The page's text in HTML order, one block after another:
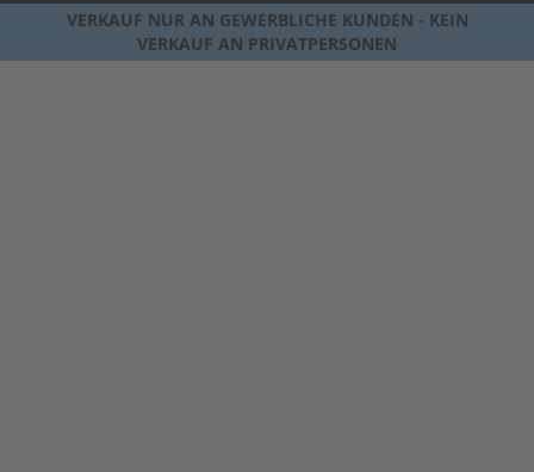
VERKAUF NUR AN GEWERBLICHE KUNDEN - KEIN
VERKAUF AN PRIVATPERSONEN